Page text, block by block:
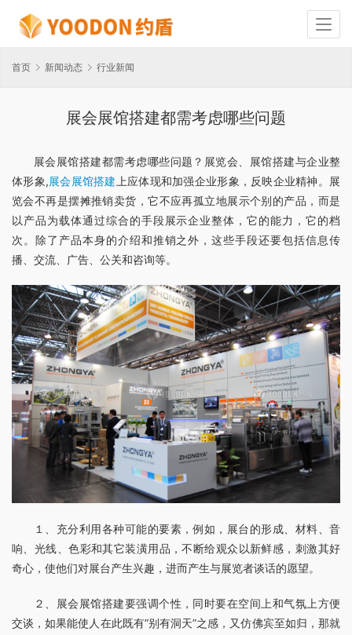
首页 新闻动态 行业新闻
展会展馆搭建都需考虑哪些问题
展会展馆搭建都需考虑哪些问题？展览会、展馆搭建与企业整
体形象,展会展馆搭建 上应体现和加强企业形象，反映企业精神。展
览会不再是摆摊推销卖货，它不应再孤立地展示个别的产品，而是
以产品为载体通过综合的手段展示企业整体，它的能力，它的档
次。除了产品本身的介绍和推销之外，这些手段还要包括信息传
播、交流、广告、公关和咨询等。
１、充分利用各种可能的要素，例如，展台的形成、材料、音
响、光线、色彩和其它装潢用品，不断给观众以新鲜感，刺激其好
奇心，使他们对展台产生兴趣，进而产生与展览者谈话的愿望。
２、展会展馆搭建要强调个性，同时要在空间上和气氛上方便
交谈，如果能使人在此既有”别有洞天”之感，又仿佛宾至如归，那就